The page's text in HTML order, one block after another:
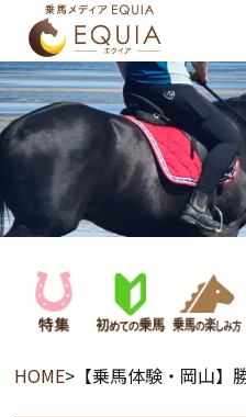
HOME> 【乗馬体験・岡山